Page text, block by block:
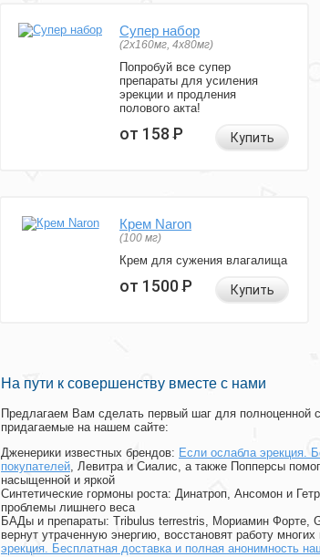
Супер набор
(2х160мг, 4х80мг)
Попробуй все супер
препараты для усиления
эрекции и продления
полового акта!
от 158Р Купить
Крем Naron
(100 мг)
Крем для сужения влагалища
от 1500Р Купить
На пути к совершенству вместе с нами
Предлагаем Вам сделать первый шаг для полноценной
придагаемые на нашем сайте:
Дженерики известных брендов: Если ослабла эрекция.
покупателей, Левитра и Сиалис, а также Попперсы
насыщенной и яркой
Синтетические гормоны роста: Динатроп, Ансомон и
проблемы лишнего веса
БАДы и препараты: Tribulus terrestris, Мориамин Форте,
вернут утраченную энергию, восстановят работу
эрекция. Бесплатная доставка и полная анонимность